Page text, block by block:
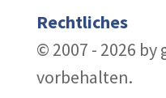
Rechtliches
© 2007 - 2026
vorbehalten.